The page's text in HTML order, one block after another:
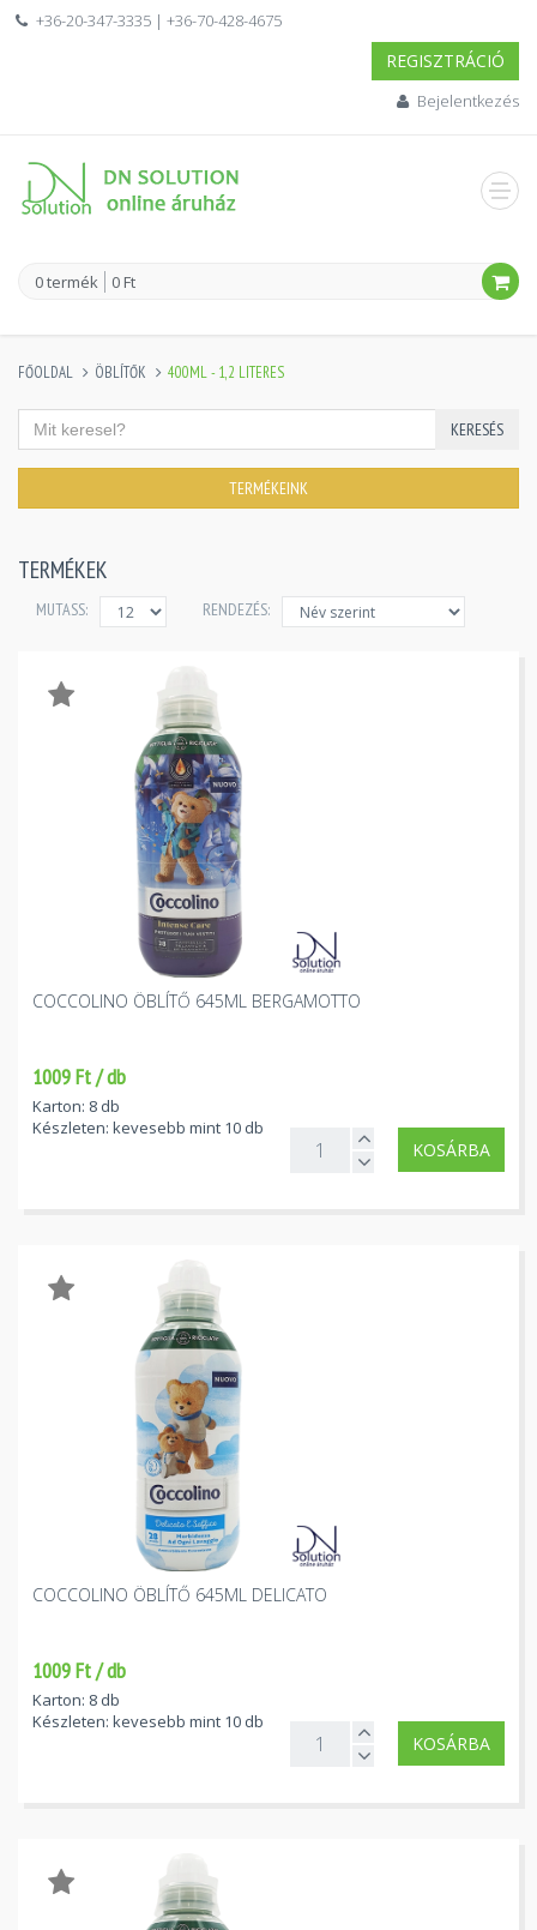
+36-20-347-3335 | +36-70-428-4675
REGISZTRÁCIÓ
Bejelentkezés
0 termék 0 Ft
FŐOLDAL ÖBLÍTŐK 400ML - 1,2 LITERES
KERESÉS
TERMÉKEINK
TERMÉKEK
MUTASS: RENDEZÉS:
COCCOLINO ÖBLÍTŐ 645ML BERGAMOTTO
1009 Ft / db
Karton: 8 db
Készleten: kevesebb mint 10 db
KOSÁRBA
COCCOLINO ÖBLÍTŐ 645ML DELICATO
1009 Ft / db
Karton: 8 db
Készleten: kevesebb mint 10 db
KOSÁRBA